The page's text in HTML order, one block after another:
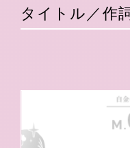
タイトル／作